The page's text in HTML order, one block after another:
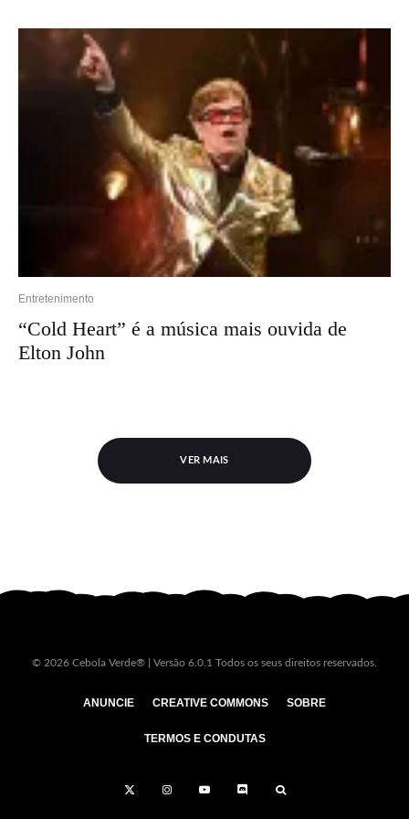
Entretenimento
“Cold Heart” é a música mais ouvida de
Elton John
VER MAIS
© 2026 Cebola Verde® | Versão 6.0.1 Todos os seus direitos reservados.
ANUNCIE CREATIVE COMMONS SOBRE
TERMOS E CONDUTAS